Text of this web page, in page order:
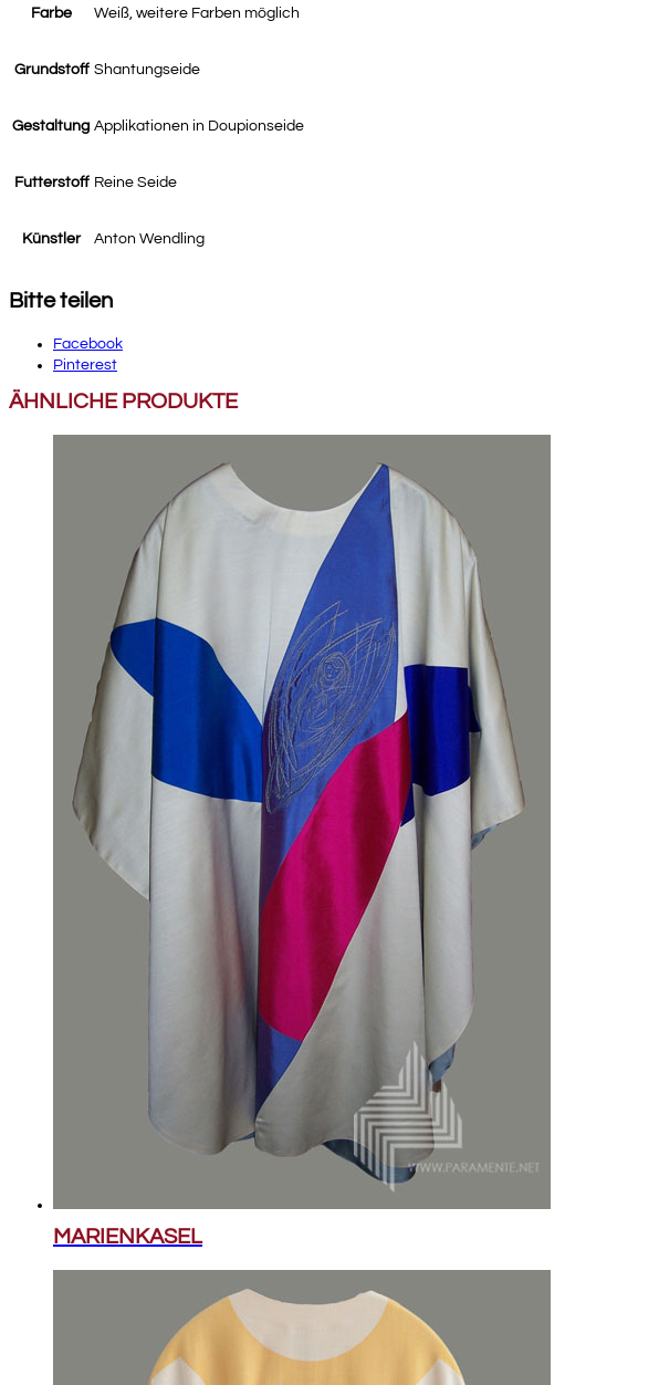
Farbe Weiß, weitere Farben möglich
Grundstoff Shantungseide
Gestaltung Applikationen in Doupionseide
Futterstoff Reine Seide
Künstler Anton Wendling
Bitte teilen
Facebook
Pinterest
ÄHNLICHE PRODUKTE
MARIENKASEL